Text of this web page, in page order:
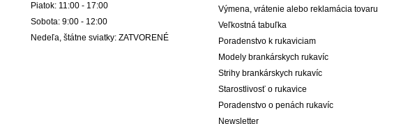
Piatok: 11:00 - 17:00
Sobota: 9:00 - 12:00
Nedeľa, štátne sviatky: ZATVORENÉ
Výmena, vrátenie alebo reklamácia tovaru
Veľkostná tabuľka
Poradenstvo k rukaviciam
Modely brankárskych rukavíc
Strihy brankárskych rukavíc
Starostlivosť o rukavice
Poradenstvo o penách rukavíc
Newsletter